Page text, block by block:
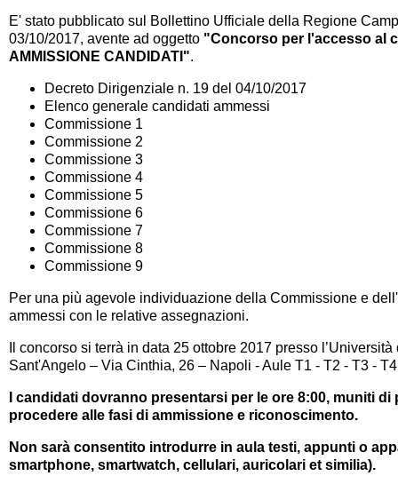
E' stato pubblicato sul Bollettino Ufficiale della Regione
03/10/2017, avente ad oggetto "Concorso per l'accesso al
AMMISSIONE CANDIDATI".
Decreto Dirigenziale n. 19 del 04/10/2017
Elenco generale candidati ammessi
Commissione 1
Commissione 2
Commissione 3
Commissione 4
Commissione 5
Commissione 6
Commissione 7
Commissione 8
Commissione 9
Per una più agevole individuazione della Commissione e
ammessi con le relative assegnazioni.
Il concorso si terrà in data 25 ottobre 2017 presso
Sant'Angelo – Via Cinthia, 26 – Napoli - Aule T1 - T2 - T3 -
I candidati dovranno presentarsi per le ore 8:00, muniti
procedere alle fasi di ammissione e riconoscimento.
Non sarà consentito introdurre in aula testi, appunti o
smartphone, smartwatch, cellulari, auricolari et similia).